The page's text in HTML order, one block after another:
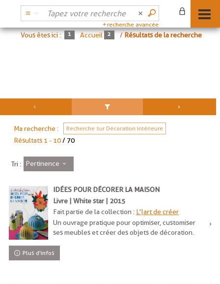
recherche avancée
Vous êtes ici : Accueil /Résultats de la recherche
Ma recherche : Recherche sur Décoration intérieure
Résultats 1 - 10 / 70
Tri : Pertinence
IDÉES POUR DÉCORER LA MAISON
Livre | White star | 2015
Fait partie de la collection : L'|art de créer
Un ouvrage pratique pour optimiser, customiser
ses meubles et créer des objets de décoration.
Plus d'infos